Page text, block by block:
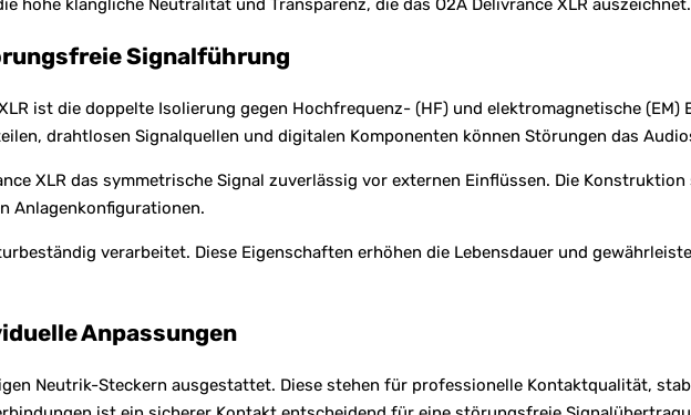
hohe klangliche Neutralität und Transparenz, die das O2A Delivrance XLR auszeichnet.
Signalführung
ist die doppelte Isolierung gegen Hochfrequenz- (HF) und elektromagnetische (EM)
drahtlosen Signalquellen und digitalen Komponenten können Störungen das
XLR das symmetrische Signal zuverlässig vor externen Einflüssen. Die
Anlagenkonfigurationen.
verarbeitet. Diese Eigenschaften erhöhen die Lebensdauer und
Anpassungen
Neutrik-Steckern ausgestattet. Diese stehen für professionelle Kontaktqualität,